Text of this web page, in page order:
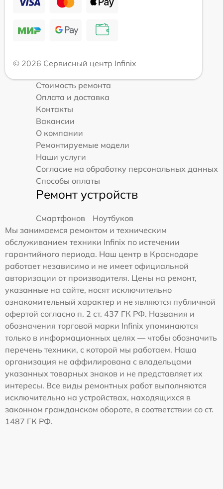
© 2026 Сервисный центр Infinix
Стоимость ремонта
Оплата и доставка
Контакты
Вакансии
О компании
Ремонтируемые модели
Наши услуги
Согласие на обработку персональных данных
Способы оплаты
Ремонт устройств
Смартфонов
Ноутбуков
Мы занимаемся ремонтом и техническим
обслуживанием техники Infinix по истечении
гарантийного периода. Наш центр в Краснодаре
работает независимо и не имеет официальной
авторизации от производителя. Цены на ремонт,
указанные на сайте, носят исключительно
ознакомительный характер и не являются публичной
офертой согласно п. 2 ст. 437 ГК РФ. Названия и
обозначения торговой марки Infinix упоминаются
только в информационных целях — чтобы обозначить
перечень техники, с которой мы работаем. Наша
организация не аффилирована с владельцами
указанных товарных знаков и не представляет их
интересы. Все виды ремонтных работ выполняются
исключительно на устройствах, находящихся в
законном гражданском обороте, в соответствии со ст.
1487 ГК РФ.